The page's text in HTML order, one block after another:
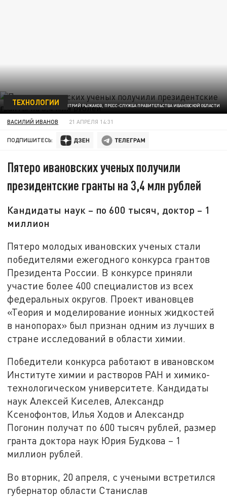
ФОТО: ДМИТРИЙ РЫЖАКОВ, ПРЕСС-СЛУЖБА ПРАВИТЕЛЬСТВА ИВАНОВСКОЙ ОБЛАСТИ
ТЕХНОЛОГИИ
ВАСИЛИЙ ИВАНОВ 21 АПРЕЛЯ 14:31
ПОДПИШИТЕСЬ:
Пятеро ивановских ученых получили
президентские гранты на 3,4 млн рублей
Кандидаты наук – по 600 тысяч, доктор – 1
миллион
Пятеро молодых ивановских ученых стали
победителями ежегодного конкурса грантов
Президента России. В конкурсе приняли
участие более 400 специалистов из всех
федеральных округов. Проект ивановцев
«Теория и моделирование ионных жидкостей
в нанопорах» был признан одним из лучших в
стране исследований в области химии.
Победители конкурса работают в ивановском
Институте химии и растворов РАН и химико-
технологическом университете. Кандидаты
наук Алексей Киселев, Александр
Ксенофонтов, Илья Ходов и Александр
Погонин получат по 600 тысяч рублей, размер
гранта доктора наук Юрия Будкова – 1
миллион рублей.
Во вторник, 20 апреля, с учеными встретился
губернатор области Станислав